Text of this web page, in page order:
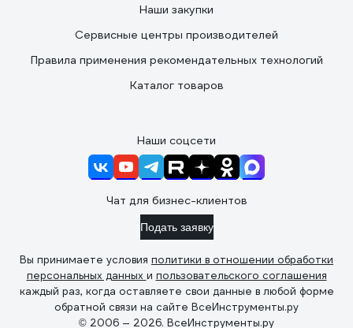
Наши закупки
Сервисные центры производителей
Правила применения рекомендательных технологий
Каталог товаров
Наши соцсети
Чат для бизнес-клиентов
Подать заявку
Вы принимаете условия политики в отношении обработки
персональных данных и пользовательского соглашения
каждый раз, когда оставляете свои данные в любой форме
обратной связи на сайте ВсеИнструменты.ру
© 2006 — 2026. ВсеИнструменты.ру